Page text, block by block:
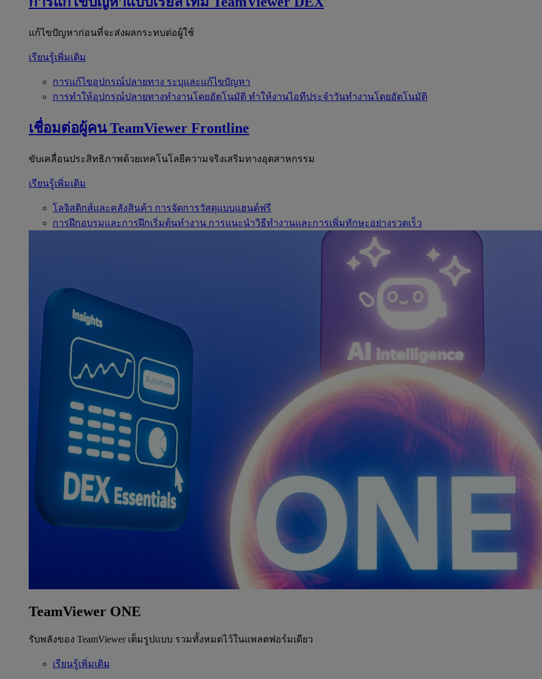
แก้ไขปัญหาก่อนที่จะส่งผลกระทบต่อผู้ใช้
เรียนรู้เพิ่มเติม
การแก้ไขอุปกรณ์ปลายทาง ระบุและแก้ไขปัญหา
การทำให้อุปกรณ์ปลายทางทำงานโดยอัตโนมัติ ทำให้งานไอทีประจำวันทำงานโดยอัตโนมัติ
เชื่อมต่อผู้คน TeamViewer Frontline
ขับเคลื่อนประสิทธิภาพด้วยเทคโนโลยีความจริงเสริมทางอุตสาหกรรม
เรียนรู้เพิ่มเติม
โลจิสติกส์และคลังสินค้า การจัดการวัสดุแบบแฮนด์ฟรี
การฝึกอบรมและการฝึกเริ่มต้นทำงาน การแนะนำวิธีทำงานและการเพิ่มทักษะอย่างรวดเร็ว
TeamViewer ONE
รับพลังของ TeamViewer เต็มรูปแบบ รวมทั้งหมดไว้ในแพลตฟอร์มเดียว
เรียนรู้เพิ่มเติม